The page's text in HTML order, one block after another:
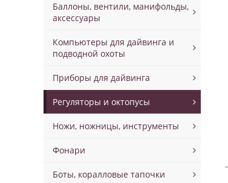
Баллоны, вентили, манифольды,
аксессуары
Компьютеры для дайвинга и
подводной охоты
Приборы для дайвинга
Регуляторы и октопусы
Ножи, ножницы, инструменты
Фонари
Боты, коралловые тапочки